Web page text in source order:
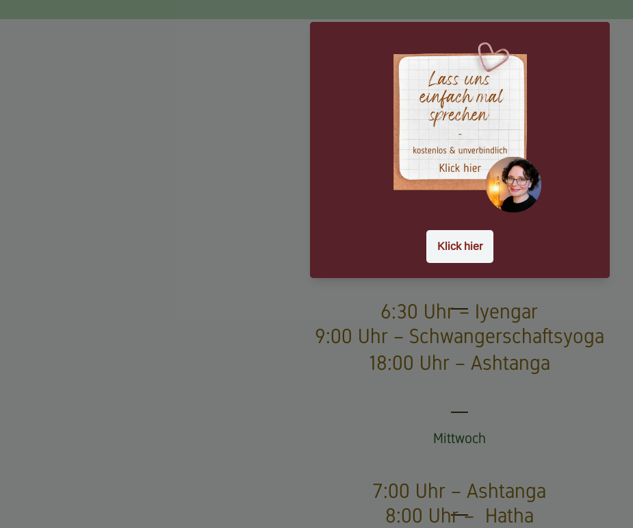
Montag
7:00 Uhr – Ashtanga
8:00 Uhr– Hatha
12:30 Uhr – Iyengar
Dienstag
6:30 Uhr – Iyengar
9:00 Uhr – Schwangerschaftsyoga
18:00 Uhr – Ashtanga
Mittwoch
7:00 Uhr – Ashtanga
8:00 Uhr – Hatha